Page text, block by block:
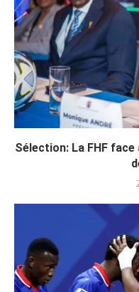
Sélection: La FHF